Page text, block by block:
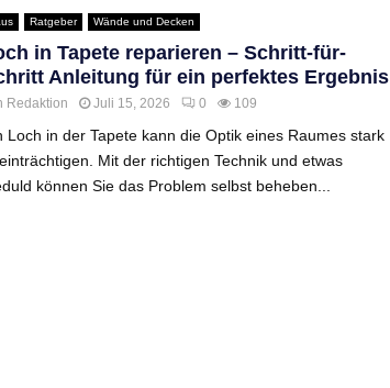
Ratgeber Wände und Decken
in Tapete reparieren – Schritt-für-
Anleitung für ein perfektes Ergebnis
Redaktion Juli 15, 2026 0 109
Loch in der Tapete kann die Optik eines Raumes stark
Mit der richtigen Technik und etwas
können Sie das Problem selbst beheben...